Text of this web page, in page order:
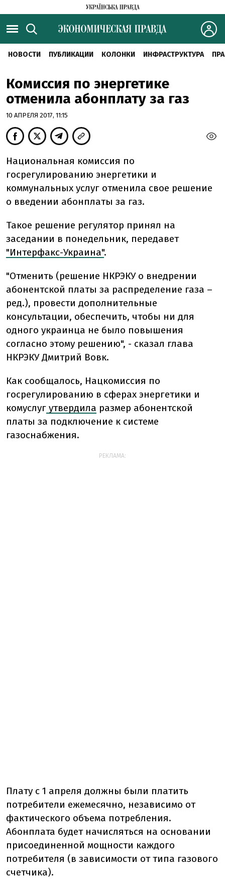
НОВОСТИ ПУБЛИКАЦИИ КОЛОНКИ ИНФРАСТРУКТУРА
Комиссия по энергетике
отменила абонплату за газ
10 АПРЕЛЯ 2017, 11:15
Национальная комиссия по
госрегулированию энергетики и
коммунальных услуг отменила свое решение
о введении абонплаты за газ.
Такое решение регулятор принял на
заседании в понедельник, передавет
"Интерфакс-Украина".
"Отменить (решение НКРЭКУ о внедрении
абонентской платы за распределение газа –
ред.), провести дополнительные
консультации, обеспечить, чтобы ни для
одного украинца не было повышения
согласно этому решению", - сказал глава
НКРЭКУ Дмитрий Вовк.
Как сообщалось, Нацкомиссия по
госрегулированию в сферах энергетики и
комуслуг утвердила размер абонентской
платы за подключение к системе
газоснабжения.
РЕКЛАМА:
Плату с 1 апреля должны были платить
потребители ежемесячно, независимо от
фактического объема потребления.
Абонплата будет начисляться на основании
присоединенной мощности каждого
потребителя (в зависимости от типа газового
счетчика).